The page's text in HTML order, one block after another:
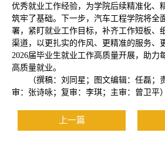
优秀就业工作经验，为学院后续精准化、
筑牢了基础。下一步，汽车工程学院将全
署，紧盯就业工作目标，补齐工作短板、
渠道，以更扎实的作风、更精准的服务、
2026届毕业生就业工作高质量开展，助力
高质量就业。
（撰稿：刘同星；图文编辑：任磊；
审：张诗咏；复审：李琪；主审：曾卫平）
上一篇